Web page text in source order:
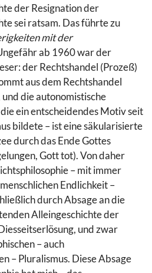
der Resignation der
sei ratsam. Das führte zu
mit der
ab 1960 war der
der Rechtshandel (Prozeß)
aus dem Rechtshandel
die autonomistische
ein entscheidendes Motiv seit
bildete – ist eine säkularisierte
durch das Ende Gottes
Gott tot). Von daher
– mit immer
Endlichkeit –
durch Absage an die
Alleingeschichte der
und zwar
– auch
– Pluralismus. Diese Absage